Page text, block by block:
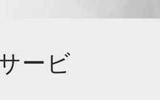
ービ